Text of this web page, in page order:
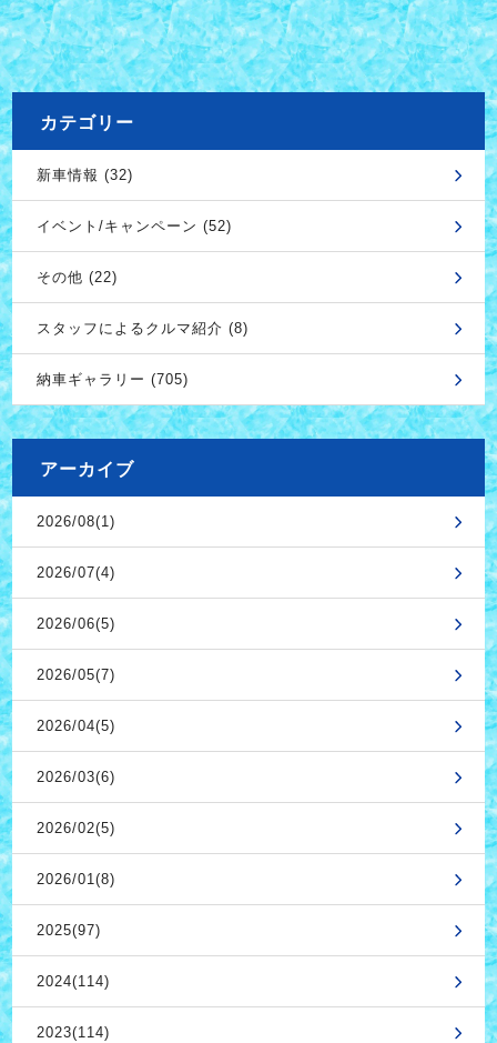
カテゴリー
新車情報 (32)
イベント/キャンペーン (52)
その他 (22)
スタッフによるクルマ紹介 (8)
納車ギャラリー (705)
アーカイブ
2026/08(1)
2026/07(4)
2026/06(5)
2026/05(7)
2026/04(5)
2026/03(6)
2026/02(5)
2026/01(8)
2025(97)
2024(114)
2023(114)